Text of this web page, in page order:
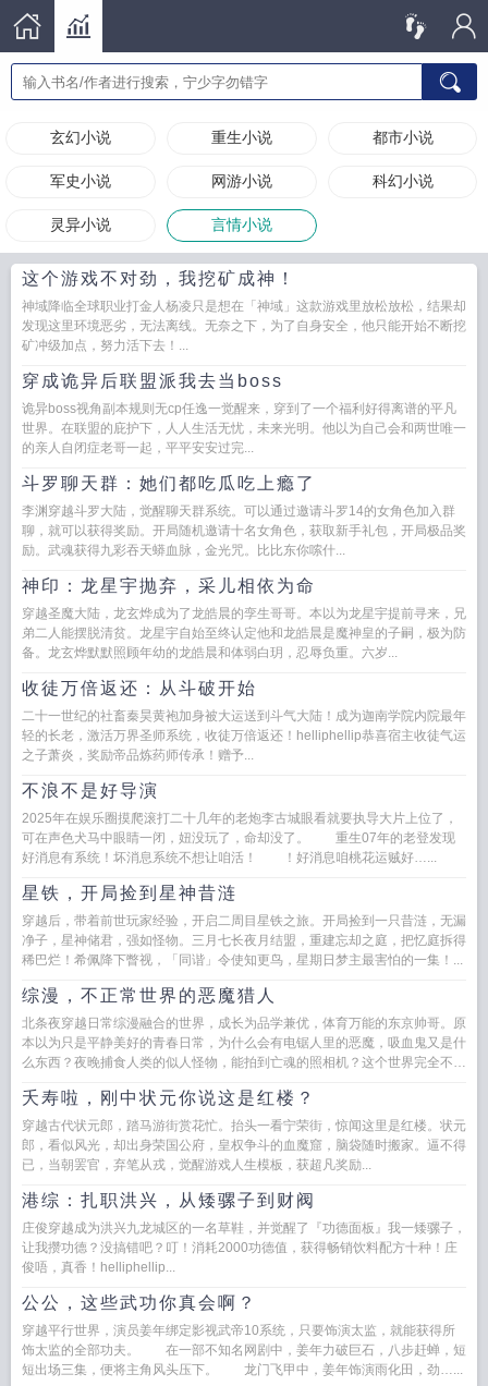
玄幻小说 重生小说 都市小说
军史小说 网游小说 科幻小说
灵异小说 言情小说
这个游戏不对劲，我挖矿成神！
神域降临全球职业打金人杨凌只是想在「神域」这款游戏里放松放松，结果却
发现这里环境恶劣，无法离线。无奈之下，为了自身安全，他只能开始不断挖
矿冲级加点，努力活下去！...
穿成诡异后联盟派我去当boss
诡异boss视角副本规则无cp任逸一觉醒来，穿到了一个福利好得离谱的平凡
世界。在联盟的庇护下，人人生活无忧，未来光明。他以为自己会和两世唯一
的亲人自闭症老哥一起，平平安安过完...
斗罗聊天群：她们都吃瓜吃上瘾了
李渊穿越斗罗大陆，觉醒聊天群系统。可以通过邀请斗罗14的女角色加入群
聊，就可以获得奖励。开局随机邀请十名女角色，获取新手礼包，开局极品奖
励。武魂获得九彩吞天蟒血脉，金光咒。比比东你嗦什...
神印：龙星宇抛弃，采儿相依为命
穿越圣魔大陆，龙玄烨成为了龙皓晨的孪生哥哥。本以为龙星宇提前寻来，兄
弟二人能摆脱清贫。龙星宇自始至终认定他和龙皓晨是魔神皇的子嗣，极为防
备。龙玄烨默默照顾年幼的龙皓晨和体弱白玥，忍辱负重。六岁...
收徒万倍返还：从斗破开始
二十一世纪的社畜秦昊黄袍加身被大运送到斗气大陆！成为迦南学院内院最年
轻的长老，激活万界圣师系统，收徒万倍返还！helliphellip恭喜宿主收徒气运
之子萧炎，奖励帝品炼药师传承！赠予...
不浪不是好导演
2025年在娱乐圈摸爬滚打二十几年的老炮李古城眼看就要执导大片上位了，
可在声色犬马中眼睛一闭，妞没玩了，命却没了。 重生07年的老登发现
好消息有系统！坏消息系统不想让咱活！ ！好消息咱桃花运贼好…...
星铁，开局捡到星神昔涟
穿越后，带着前世玩家经验，开启二周目星铁之旅。开局捡到一只昔涟，无漏
净子，星神储君，强如怪物。三月七长夜月结盟，重建忘却之庭，把忆庭拆得
稀巴烂！希佩降下瞥视，「同谐」令使知更鸟，星期日梦主最害怕的一集！...
综漫，不正常世界的恶魔猎人
北条夜穿越日常综漫融合的世界，成长为品学兼优，体育万能的东京帅哥。原
本以为只是平静美好的青春日常，为什么会有电锯人里的恶魔，吸血鬼又是什
么东西？夜晚捕食人类的似人怪物，能拍到亡魂的照相机？这个世界完全不正
夭寿啦，刚中状元你说这是红楼？
穿越古代状元郎，踏马游街赏花忙。抬头一看宁荣街，惊闻这里是红楼。状元
郎，看似风光，却出身荣国公府，皇权争斗的血魔窟，脑袋随时搬家。逼不得
已，当朝罢官，弃笔从戎，觉醒游戏人生模板，获超凡奖励...
港综：扎职洪兴，从矮骡子到财阀
庄俊穿越成为洪兴九龙城区的一名草鞋，并觉醒了『功德面板』我一矮骡子，
让我攒功德？没搞错吧？叮！消耗2000功德值，获得畅销饮料配方十种！庄
俊唔，真香！helliphellip...
公公，这些武功你真会啊？
穿越平行世界，演员姜年绑定影视武帝10系统，只要饰演太监，就能获得所
饰太监的全部功夫。 在一部不知名网剧中，姜年力破巨石，八步赶蝉，短
短出场三集，便将主角风头压下。 龙门飞甲中，姜年饰演雨化田，劲…...